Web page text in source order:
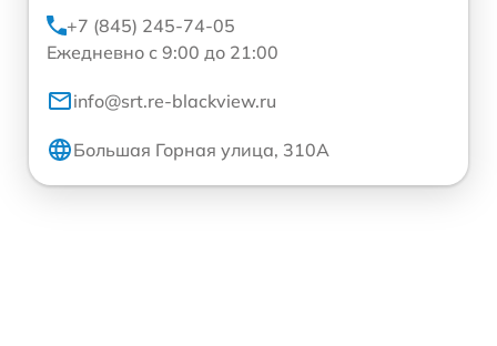
+7 (845) 245-74-05
Ежедневно с 9:00 до 21:00
info@srt.re-blackview.ru
Большая Горная улица, 310А